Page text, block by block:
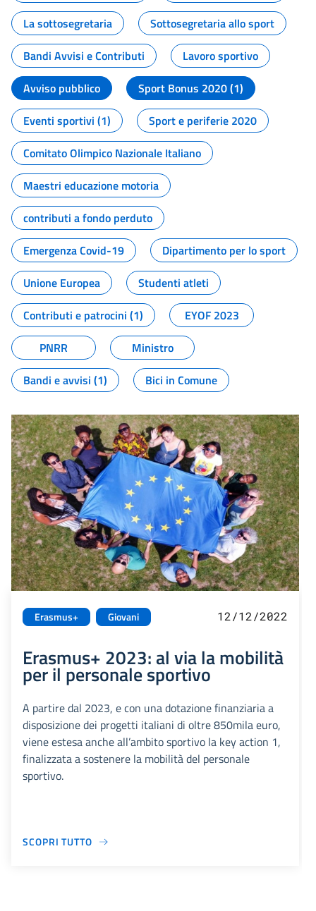
La sottosegretaria
Sottosegretaria allo sport
Bandi Avvisi e Contributi
Lavoro sportivo
Avviso pubblico
Sport Bonus 2020 (1)
Eventi sportivi (1)
Sport e periferie 2020
Comitato Olimpico Nazionale Italiano
Maestri educazione motoria
contributi a fondo perduto
Emergenza Covid-19
Dipartimento per lo sport
Unione Europea
Studenti atleti
Contributi e patrocini (1)
EYOF 2023
PNRR
Ministro
Bandi e avvisi (1)
Bici in Comune
Erasmus+ Giovani 12/12/2022
Erasmus+ 2023: al via la mobilità
per il personale sportivo
A partire dal 2023, e con una dotazione finanziaria a
disposizione dei progetti italiani di oltre 850mila euro,
viene estesa anche all’ambito sportivo la key action 1,
finalizzata a sostenere la mobilità del personale
sportivo.
SCOPRI TUTTO